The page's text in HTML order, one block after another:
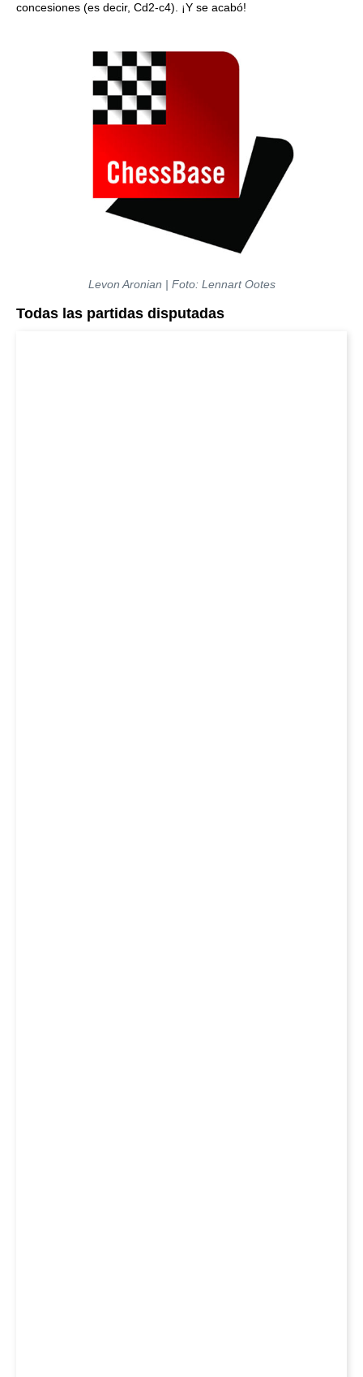
concesiones (es decir, Cd2-c4). ¡Y se acabó!
Levon Aronian | Foto: Lennart Ootes
Todas las partidas disputadas